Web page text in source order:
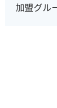
加盟グル